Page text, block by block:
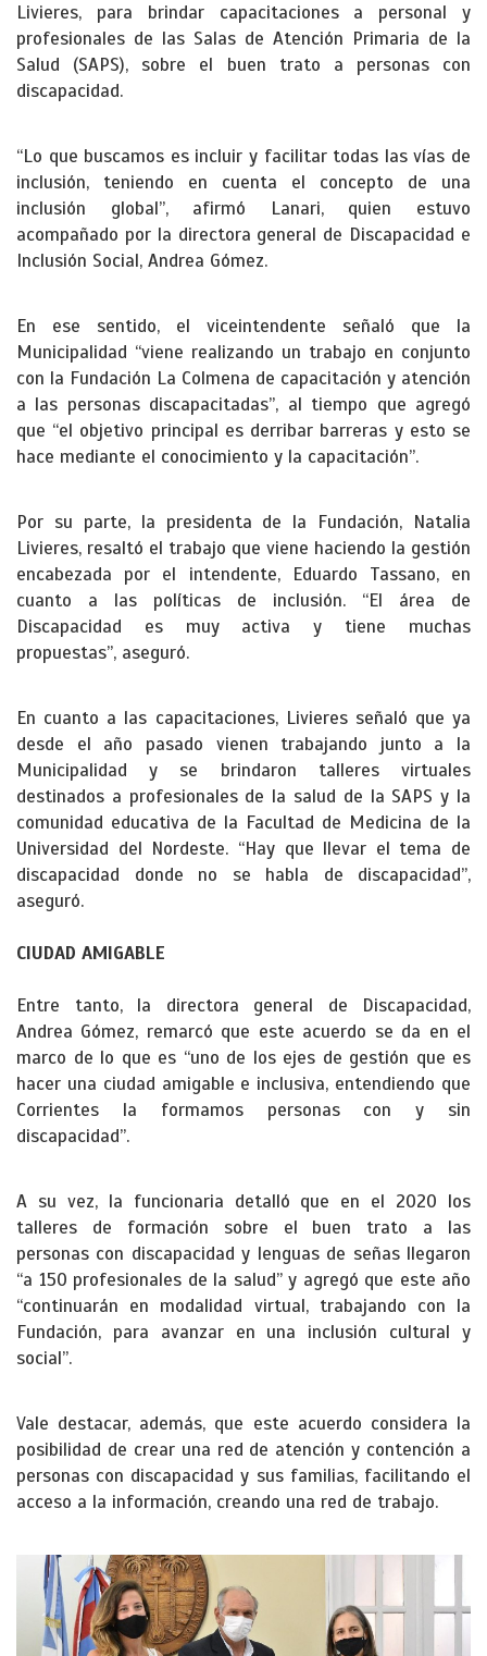
Livieres, para brindar capacitaciones a personal y
profesionales de las Salas de Atención Primaria de la
Salud (SAPS), sobre el buen trato a personas con
discapacidad.
“Lo que buscamos es incluir y facilitar todas las vías de
inclusión, teniendo en cuenta el concepto de una
inclusión global”, afirmó Lanari, quien estuvo
acompañado por la directora general de Discapacidad e
Inclusión Social, Andrea Gómez.
En ese sentido, el viceintendente señaló que la
Municipalidad “viene realizando un trabajo en conjunto
con la Fundación La Colmena de capacitación y atención
a las personas discapacitadas”, al tiempo que agregó
que “el objetivo principal es derribar barreras y esto se
hace mediante el conocimiento y la capacitación”.
Por su parte, la presidenta de la Fundación, Natalia
Livieres, resaltó el trabajo que viene haciendo la gestión
encabezada por el intendente, Eduardo Tassano, en
cuanto a las políticas de inclusión. “El área de
Discapacidad es muy activa y tiene muchas
propuestas”, aseguró.
En cuanto a las capacitaciones, Livieres señaló que ya
desde el año pasado vienen trabajando junto a la
Municipalidad y se brindaron talleres virtuales
destinados a profesionales de la salud de la SAPS y la
comunidad educativa de la Facultad de Medicina de la
Universidad del Nordeste. “Hay que llevar el tema de
discapacidad donde no se habla de discapacidad”,
aseguró.
CIUDAD AMIGABLE
Entre tanto, la directora general de Discapacidad,
Andrea Gómez, remarcó que este acuerdo se da en el
marco de lo que es “uno de los ejes de gestión que es
hacer una ciudad amigable e inclusiva, entendiendo que
Corrientes la formamos personas con y sin
discapacidad”.
A su vez, la funcionaria detalló que en el 2020 los
talleres de formación sobre el buen trato a las
personas con discapacidad y lenguas de señas llegaron
“a 150 profesionales de la salud” y agregó que este año
“continuarán en modalidad virtual, trabajando con la
Fundación, para avanzar en una inclusión cultural y
social”.
Vale destacar, además, que este acuerdo considera la
posibilidad de crear una red de atención y contención a
personas con discapacidad y sus familias, facilitando el
acceso a la información, creando una red de trabajo.